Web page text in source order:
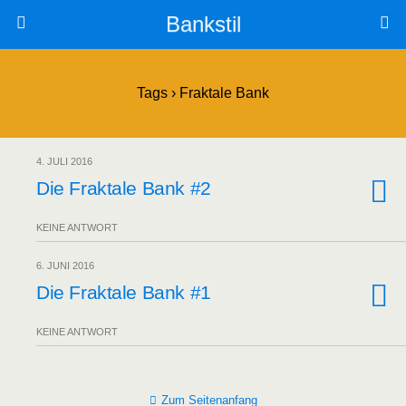
Bankstil
Tags › Fraktale Bank
4. JULI 2016
Die Frak­ta­le Bank #2
KEINE ANTWORT
6. JUNI 2016
Die Frak­ta­le Bank #1
KEINE ANTWORT
Zum Seitenanfang